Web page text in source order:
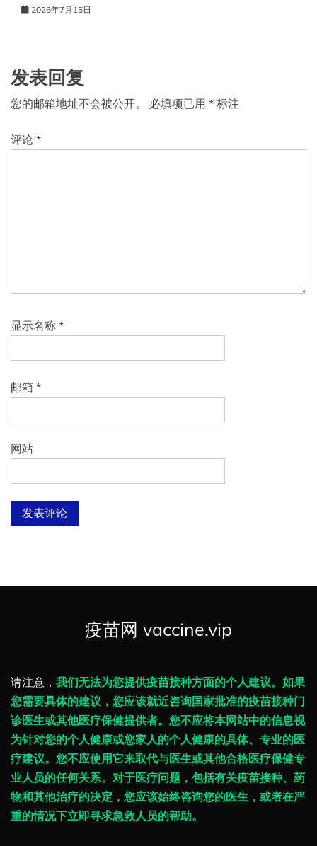
2026年7月15日
发表回复
您的邮箱地址不会被公开。 必填项已用 * 标注
评论 *
显示名称 *
邮箱 *
网站
疫苗网 vaccine.vip
请注意， 我们无法为您提供疫苗接种方面的个人建议。如果
您需要具体的建议，您应该就近咨询国家批准的疫苗接种门
诊医生或其他医疗保健提供者。您不应将本网站中的信息视
为针对您的个人健康或您家人的个人健康的具体、专业的医
疗建议。您不应使用它来取代与医生或其他合格医疗保健专
业人员的任何关系。对于医疗问题，包括有关疫苗接种、药
物和其他治疗的决定，您应该始终咨询您的医生，或者在严
重的情况下立即寻求急救人员的帮助。